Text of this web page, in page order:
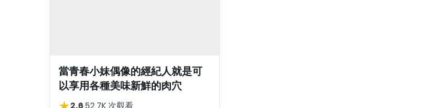
當青春小妹偶像的經紀人就是可
以享用各種美味新鮮的肉穴
2.6·52.7K 次觀看